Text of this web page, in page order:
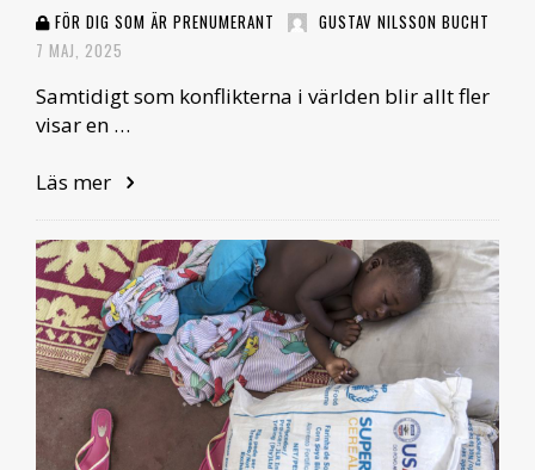
FÖR DIG SOM ÄR PRENUMERANT
GUSTAV NILSSON BUCHT
7 MAJ, 2025
Samtidigt som konflikterna i världen blir allt fler
visar en …
Läs mer